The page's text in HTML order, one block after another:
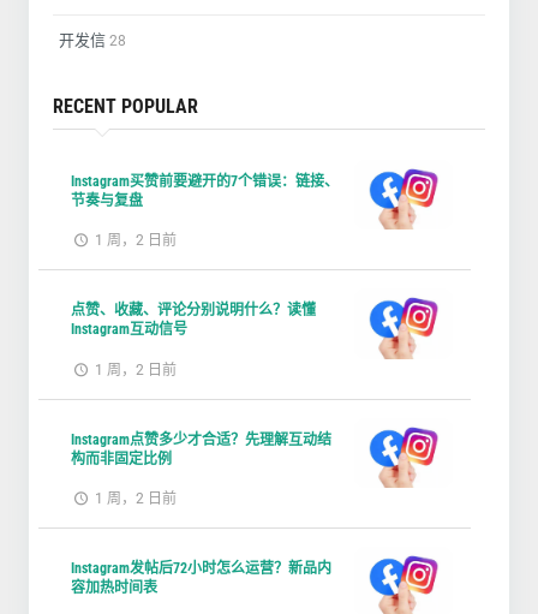
开发信 28
RECENT POPULAR
Instagram买赞前要避开的7个错误：链接、
节奏与复盘
1 周，2 日前
点赞、收藏、评论分别说明什么？读懂
Instagram互动信号
1 周，2 日前
Instagram点赞多少才合适？先理解互动结
构而非固定比例
1 周，2 日前
Instagram发帖后72小时怎么运营？新品内
容加热时间表